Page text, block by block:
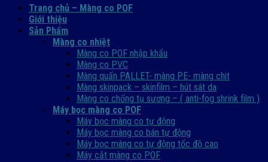
Trang chủ – Màng co POF
Giới thiệu
Sản Phẩm
Màng co nhiệt
Màng co POF nhập khẩu
Màng co PVC
Màng quấn PALLET- màng PE- màng chit
Màng skinpack – skinfilm – hút sát da
Màng co chống tụ sương – ( anti-fog shrink film )
Máy bọc màng co POF
Máy bọc màng co tự động
Máy bọc màng co bán tự động
Máy bọc màng co tự động tốc độ cao
Máy cắt màng co POF